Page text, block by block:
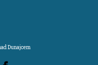
Dunajcem